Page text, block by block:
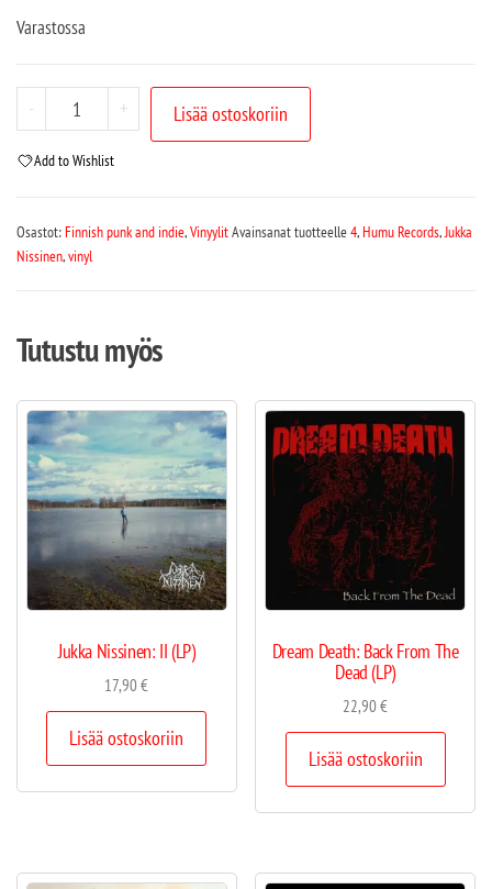
Varastossa
- + Lisää ostoskoriin
Add to Wishlist
Osastot:Finnish punk and indie,VinyylitAvainsanat tuotteelle4,Humu Records,Jukka
Nissinen,vinyl
Tutustu myös
Jukka Nissinen: II (LP)
17,90€
Lisää ostoskoriin
Dream Death: Back From The
Dead (LP)
22,90€
Lisää ostoskoriin